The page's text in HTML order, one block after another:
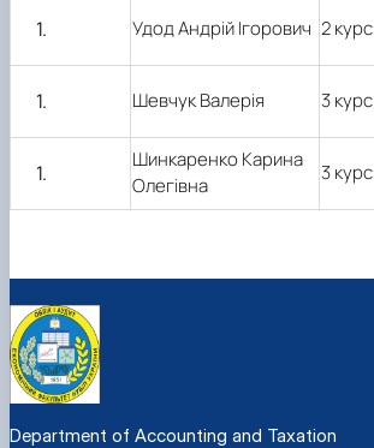
Удод Андрій Ігорович 2 курс
Шевчук Валерія 3 курс
Шинкаренко Карина
Олегівна
3 курс
Department of Accounting and Taxation